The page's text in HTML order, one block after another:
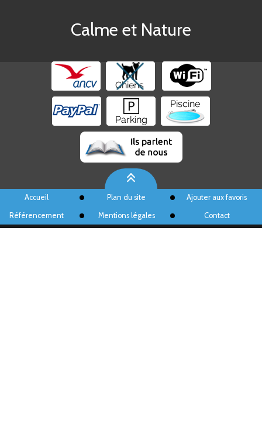
Calme et Nature
Accueil Plan du site Ajouter aux favoris
Référencement Mentions légales Contact